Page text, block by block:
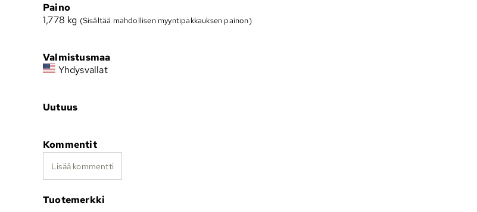
Paino
1,778 kg (Sisältää mahdollisen myyntipakkauksen painon)
Valmistusmaa
Yhdysvallat
Uutuus
Kommentit
Lisää kommentti
Tuotemerkki